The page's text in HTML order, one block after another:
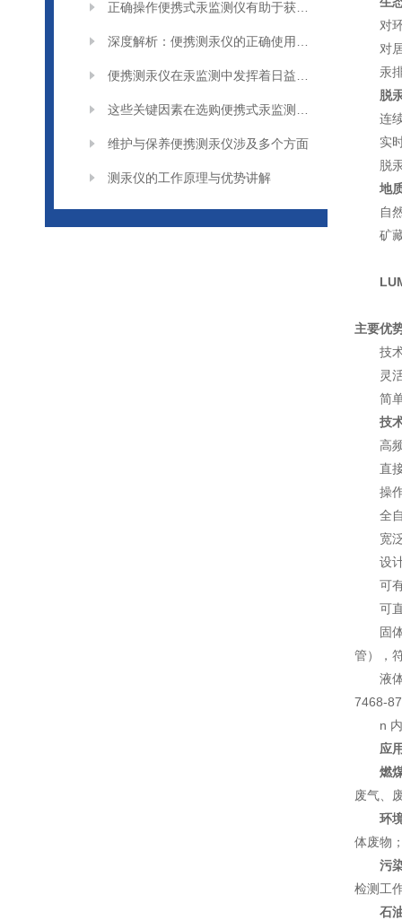
维护与保养便携测汞仪涉及多个方面
测汞仪的工作原理与优势讲解
对
对
汞
脱
连
实
脱
地
自
矿
主要优
技
灵
简
技
高
直
操
全
宽
设
可
可
固
管），
液
7468-
n
应
燃
废气、
环
体废物
污
检测工
石